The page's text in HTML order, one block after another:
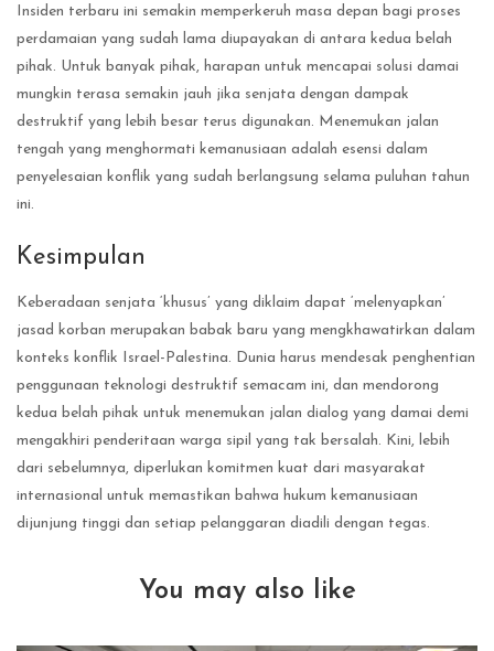
Insiden terbaru ini semakin memperkeruh masa depan bagi proses
perdamaian yang sudah lama diupayakan di antara kedua belah
pihak. Untuk banyak pihak, harapan untuk mencapai solusi damai
mungkin terasa semakin jauh jika senjata dengan dampak
destruktif yang lebih besar terus digunakan. Menemukan jalan
tengah yang menghormati kemanusiaan adalah esensi dalam
penyelesaian konflik yang sudah berlangsung selama puluhan tahun
ini.
Kesimpulan
Keberadaan senjata ‘khusus’ yang diklaim dapat ‘melenyapkan’
jasad korban merupakan babak baru yang mengkhawatirkan dalam
konteks konflik Israel-Palestina. Dunia harus mendesak penghentian
penggunaan teknologi destruktif semacam ini, dan mendorong
kedua belah pihak untuk menemukan jalan dialog yang damai demi
mengakhiri penderitaan warga sipil yang tak bersalah. Kini, lebih
dari sebelumnya, diperlukan komitmen kuat dari masyarakat
internasional untuk memastikan bahwa hukum kemanusiaan
dijunjung tinggi dan setiap pelanggaran diadili dengan tegas.
You may also like